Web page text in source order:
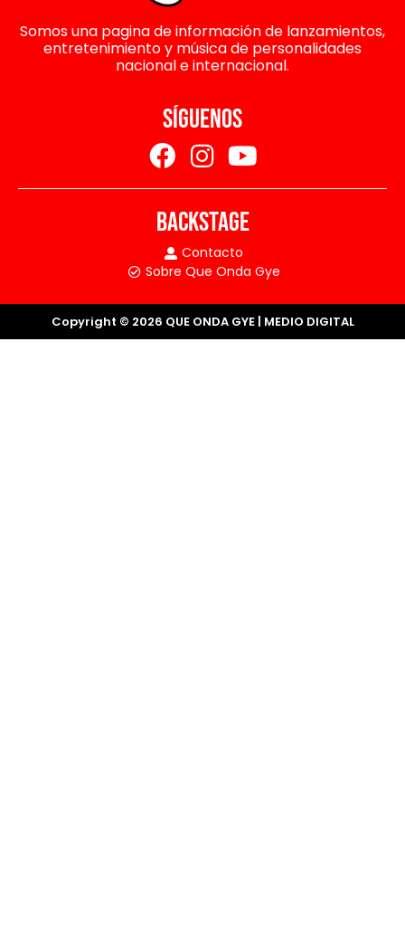
Somos una pagina de información de lanzamientos,
entretenimiento y música de personalidades
nacional e internacional.
SÍGUENOS
BACKSTAGE
Contacto
Sobre Que Onda Gye
Copyright © 2026 QUE ONDA GYE | MEDIO DIGITAL